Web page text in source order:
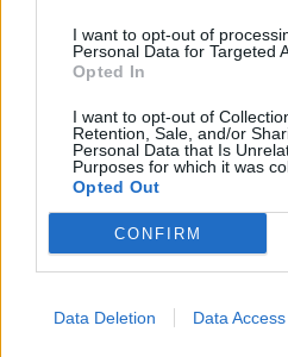
I want to opt-out of
Personal Data for Targeted
Opted In
I want to opt-out of
Retention, Sale, and/or
Personal Data that Is
Purposes for which it was
Opted Out
CONFIRM
Data Deletion Data Access
Añadir un comentario ...
🌌🚀 Viaje intergaláctico: la
psicodelia, space rock y
tus noches de astronomía.
✨⭐
Letras Top Artistas
C D E
Z #